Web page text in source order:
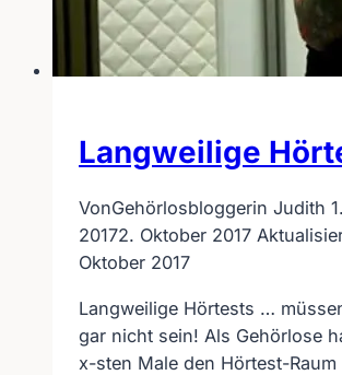
Langweilige
VonGehörlosbloggerin Judith
20172. Oktober 2017
Oktober 2017
Langweilige Hörtests …
gar nicht sein! Als Gehörlose
x-sten Male den Hörtest-